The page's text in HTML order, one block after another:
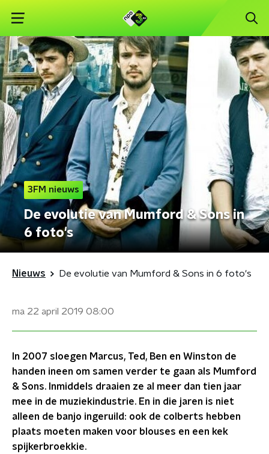
3FM nieuws
De evolutie van Mumford & Sons in
6 foto's
Nieuws De evolutie van Mumford & Sons in 6 foto's
ma 22 april 2019 08:00
In 2007 sloegen Marcus, Ted, Ben en Winston de
handen ineen om samen verder te gaan als Mumford
& Sons. Inmiddels draaien ze al meer dan tien jaar
mee in de muziekindustrie. En in die jaren is niet
alleen de banjo ingeruild: ook de colberts hebben
plaats moeten maken voor blouses en een kek
spijkerbroekkie.